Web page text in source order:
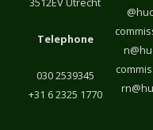
Telephone
030 2539345
+31 6 2325 1770